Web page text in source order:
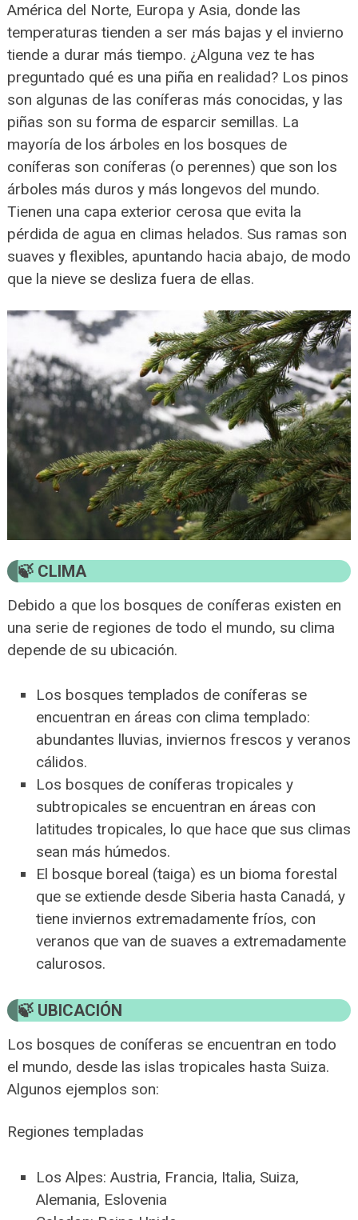
América del Norte, Europa y Asia, donde las
temperaturas tienden a ser más bajas y el invierno
tiende a durar más tiempo. ¿Alguna vez te has
preguntado qué es una piña en realidad? Los pinos
son algunas de las coníferas más conocidas, y las
piñas son su forma de esparcir semillas. La
mayoría de los árboles en los bosques de
coníferas son coníferas (o perennes) que son los
árboles más duros y más longevos del mundo.
Tienen una capa exterior cerosa que evita la
pérdida de agua en climas helados. Sus ramas son
suaves y flexibles, apuntando hacia abajo, de modo
que la nieve se desliza fuera de ellas.
CLIMA
Debido a que los bosques de coníferas existen en
una serie de regiones de todo el mundo, su clima
depende de su ubicación.
Los bosques templados de coníferas se
encuentran en áreas con clima templado:
abundantes lluvias, inviernos frescos y veranos
cálidos.
Los bosques de coníferas tropicales y
subtropicales se encuentran en áreas con
latitudes tropicales, lo que hace que sus climas
sean más húmedos.
El bosque boreal (taiga) es un bioma forestal
que se extiende desde Siberia hasta Canadá, y
tiene inviernos extremadamente fríos, con
veranos que van de suaves a extremadamente
calurosos.
UBICACIÓN
Los bosques de coníferas se encuentran en todo
el mundo, desde las islas tropicales hasta Suiza.
Algunos ejemplos son:
Regiones templadas
Los Alpes: Austria, Francia, Italia, Suiza,
Alemania, Eslovenia